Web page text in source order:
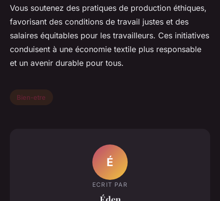
Vous soutenez des pratiques de production éthiques,
favorisant des conditions de travail justes et des
salaires équitables pour les travailleurs. Ces initiatives
conduisent à une économie textile plus responsable
et un avenir durable pour tous.
Bien-etre
É
ECRIT PAR